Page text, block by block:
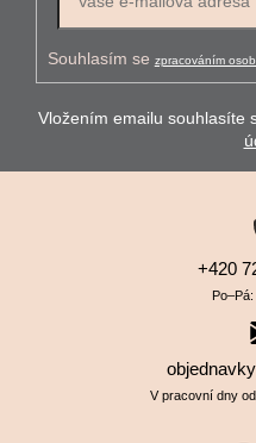
Souhlasím se zpracováním
Vložením emailu souhlasíte
+420
V pracovní dny